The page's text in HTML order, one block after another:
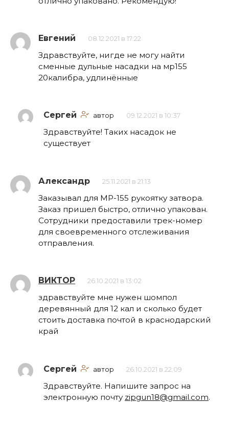
Евгений 08.12.2021 в 17:22
Здравствуйте, нигде не могу найти
сменные дульные насадки на мр155
20калибра, удлинённые
Сергей автор 09.12.2021 в 10:37
Здравствуйте! Таких насадок не
существует
Александр 25.11.2021 в 21:13
Заказывал для МР-155 рукоятку затвора.
Заказ пришел быстро, отлично упакован.
Сотрудники предоставили трек-номер
для своевременного отслеживания
отправления.
ВИКТОР 26.10.2021 в 13:02
здравствуйте мне нужен шомпол
деревянный для 12 кал и сколько будет
стоить доставка почтой в краснодарский
край
Сергей автор 26.10.2021 в 22:09
Здравствуйте. Напишите запрос на
электронную почту zipgun18@gmail.com.